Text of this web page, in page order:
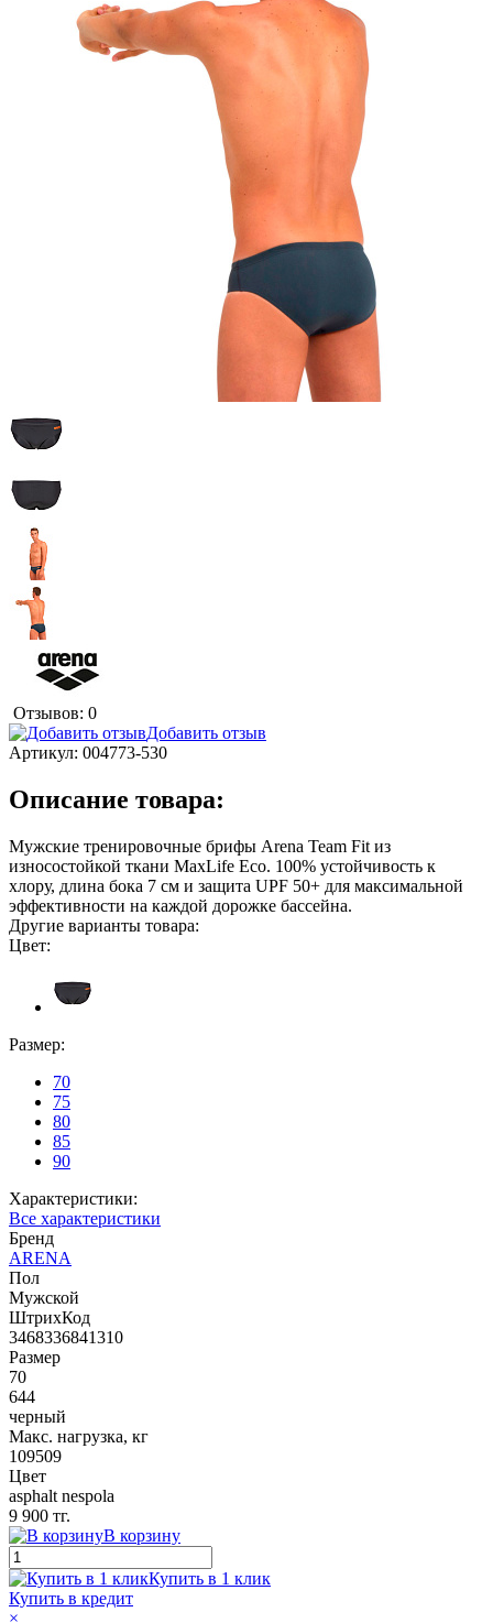
Отзывов: 0
Добавить отзыв
Артикул: 004773-530
Описание товара:
Мужские тренировочные брифы Arena Team Fit из
износостойкой ткани MaxLife Eco. 100% устойчивость к
хлору, длина бока 7 см и защита UPF 50+ для максимальной
эффективности на каждой дорожке бассейна.
Другие варианты товара:
Цвет:
Размер:
70
75
80
85
90
Характеристики:
Все характеристики
Бренд
ARENA
Пол
Мужской
ШтрихКод
3468336841310
Размер
70
644
черный
Макс. нагрузка, кг
109509
Цвет
asphalt nespola
9 900 тг.
В корзину
Купить в 1 клик
Купить в кредит
×